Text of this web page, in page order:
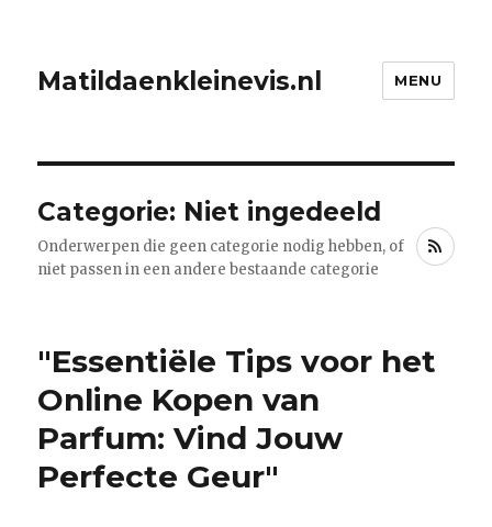
Matildaenkleinevis.nl MENU
Categorie: Niet ingedeeld
RSS
Onderwerpen die geen categorie nodig hebben, of
niet passen in een andere bestaande categorie
"Essentiële Tips voor het
Online Kopen van
Parfum: Vind Jouw
Perfecte Geur"